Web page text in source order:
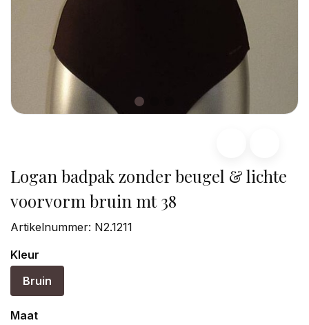
Logan badpak zonder beugel & lichte
voorvorm bruin mt 38
Artikelnummer: N2.1211
Kleur
Bruin
Maat